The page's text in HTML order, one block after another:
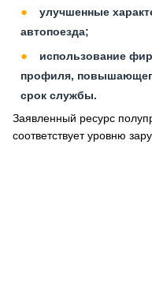
улучшенные
автопоезда;
использование
профиля,
срок службы.
Заявленный ресурс
соответствует уровню